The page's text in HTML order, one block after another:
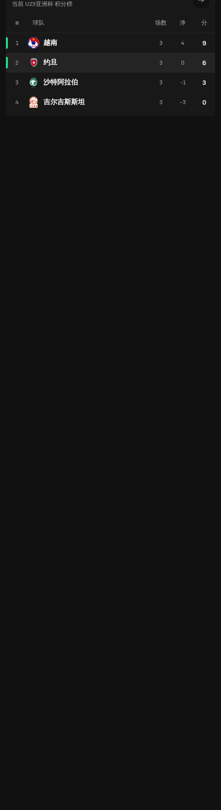
当前 U23亚洲杯 积分榜
# 球队
1 越南
2 约旦
3 沙特阿拉伯
4 吉尔吉斯斯坦
场数 净 分
3 4 9
3 0 6
3 -1 3
3 -3 0